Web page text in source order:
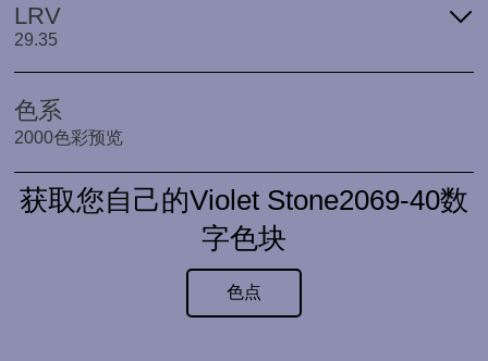
LRV
29.35
色系
2000色彩预览
获取您自己的Violet Stone2069-40数
字色块
色点